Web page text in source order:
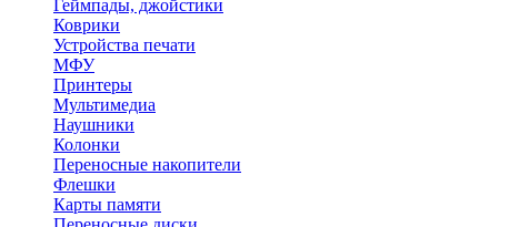
Геймпады, джойстики
Коврики
Устройства печати
МФУ
Принтеры
Мультимедиа
Наушники
Колонки
Переносные накопители
Флешки
Карты памяти